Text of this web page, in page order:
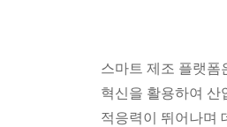
스마트 제조 플랫폼
혁신을 활용하여 산
적응력이 뛰어나며